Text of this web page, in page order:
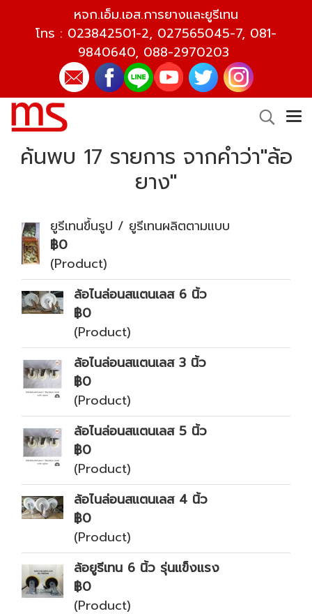
หจก.เอ็ม.เอส.การยางและยูรีเทน
โทร : 023842501-2, 027565045-7, 081-
9840640, 088-2970203
ค้นพบ 17 รายการ จากคำว่า"ล้อ
ยาง"
ยูรีเทนขึ้นรูป / ยูรีเทนผลิตตามแบบ
฿0
(Product)
ล้อไนล่อนสแตนเลส 6 นิ้ว
฿0
(Product)
ล้อไนล่อนสแตนเลส 3 นิ้ว
฿0
(Product)
ล้อไนล่อนสแตนเลส 5 นิ้ว
฿0
(Product)
ล้อไนล่อนสแตนเลส 4 นิ้ว
฿0
(Product)
ล้อยูรีเทน 6 นิ้ว รุ่นแข็งแรง
฿0
(Product)